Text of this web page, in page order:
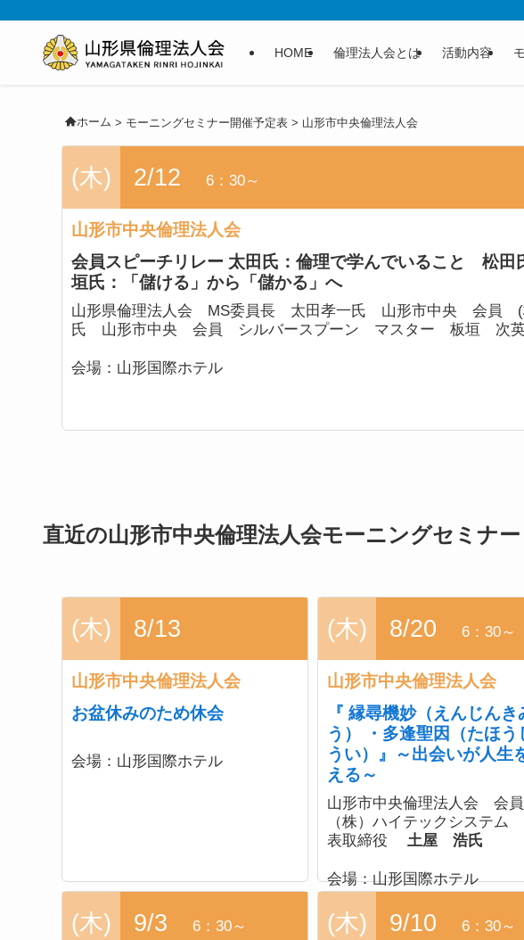
HOME 倫理法人会とは 活動内容
ホーム > モーニングセミナー開催予定表 > 山形市中央倫理法人会
(木) 2/12 6：30～
山形市中央倫理法人会
会員スピーチリレー 太田氏：倫理で学んでいること 松田
垣氏：「儲ける」から「儲かる」へ
山形県倫理法人会 MS委員長 太田孝一氏 山形市中央 会員
氏 山形市中央 会員 シルバースプーン マスター 板垣 次
会場： 山形国際ホテル
直近の山形市中央倫理法人会モーニングセミナー
(木) 8/13
山形市中央倫理法人会
お盆休みのため休会
会場： 山形国際ホテル
(木) 8/20 6：30～
山形市中央倫理法人会
『 縁尋機妙（えんじんき
う） ・多逢聖因（たほう
うい）』～出会いが人生
える～
山形市中央倫理法人会 会
（株）ハイテックシステム
表取締役
土屋 浩氏
会場：山形国際ホテル
(木) 9/3 6：30～ (木) 9/10 6：30～